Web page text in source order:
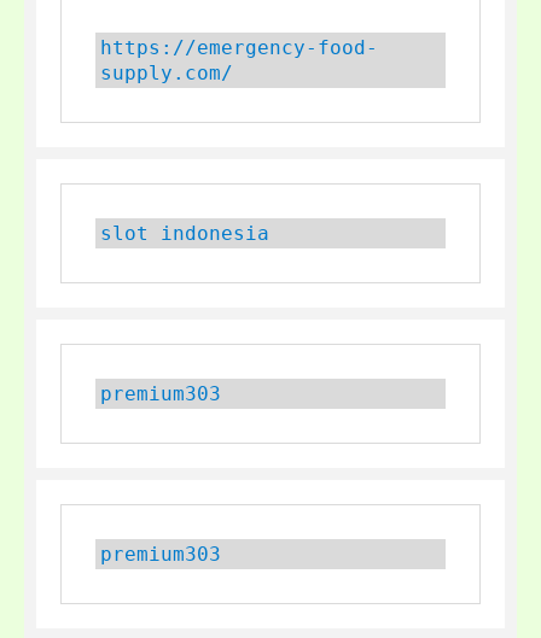
https://emergency-food-
supply.com/
slot indonesia
premium303
premium303